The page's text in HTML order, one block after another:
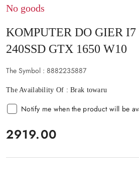
No goods
KOMPUTER DO GIER I7
240SSD GTX 1650 W10
The Symbol : 8882235887
The Availability Of :Brak towaru
Notify me when the product will be
price:
2919.00